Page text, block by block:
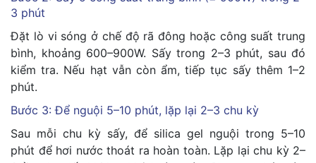
3 phút
Đặt lò vi sóng ở chế độ rã đông hoặc công suất trung
bình, khoảng 600–900W. Sấy trong 2–3 phút, sau đó
kiểm tra. Nếu hạt vẫn còn ẩm, tiếp tục sấy thêm 1–2
phút.
Bước 3: Để nguội 5–10 phút, lặp lại 2–3 chu kỳ
Sau mỗi chu kỳ sấy, để silica gel nguội trong 5–10
phút để hơi nước thoát ra hoàn toàn. Lặp lại chu kỳ 2–